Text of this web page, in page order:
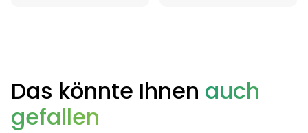
Das könnte Ihnen auch
gefallen